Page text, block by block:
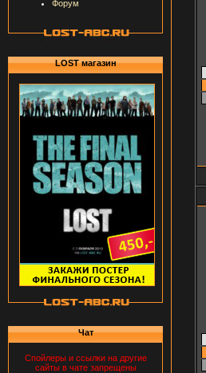
Форум
LOST магазин
Чат
Спойлеры и ссылки на другие
сайты в чате запрещены